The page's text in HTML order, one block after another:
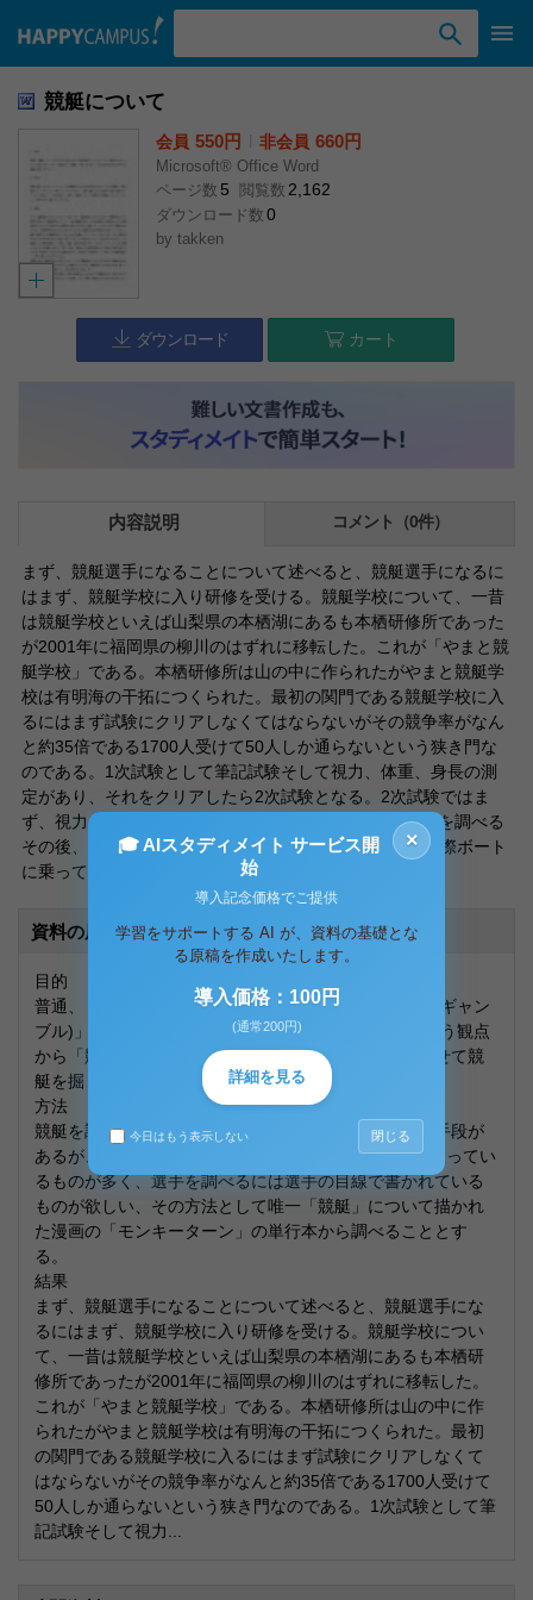
競艇について
会員 550円 非会員 660円
Microsoft® Office Word
ページ数 5 閲覧数 2,162
ダウンロード数 0
by takken
ダウンロード カート
内容説明 コメント（0件）
まず、競艇選手になることについて述べると、競艇選手になるに
はまず、競艇学校に入り研修を受ける。競艇学校について、一昔
は競艇学校といえば山梨県の本栖湖にあるも本栖研修所であった
が2001年に福岡県の柳川のはずれに移転した。これが「やまと競
艇学校」である。本栖研修所は山の中に作られたがやまと競艇学
校は有明海の干拓につくられた。最初の関門である競艇学校に入
るにはまず試験にクリアしなくてはならないがその競争率がなん
と約35倍である1700人受けて50人しか通らないという狭き門な
のである。1次試験として筆記試験そして視力、体重、身長の測
定があり、それをクリアしたら2次試験となる。2次試験ではま
ず、視力・血圧・脳波などの精密検査を行い病気の有無を調べる
その後、研修所で3泊4日の試験を受ける。研修所では実際ボート
に乗っての操縦検査そして体力測定を行い終了となる。
資料の原本内容
目的
普通、「競艇」というとまず思い浮かぶのが「賭け事(ギャン
ブル)」という体質である。しかし今回はスポーツという観点
から「競艇」を見つめなおし、特に選手に焦点を合わせて競
艇を掘り下げていく。
方法
競艇を調べるにはインターネットや著書等さまざまな手段が
あるが、どれも競艇を「賭け事(ギャンブル)」として扱ってい
るものが多く、選手を調べるには選手の目線で書かれている
ものが欲しい、その方法として唯一「競艇」について描かれ
た漫画の「モンキーターン」の単行本から調べることとす
る。
結果
まず、競艇選手になることについて述べると、競艇選手にな
るにはまず、競艇学校に入り研修を受ける。競艇学校につい
て、一昔は競艇学校といえば山梨県の本栖湖にあるも本栖研
修所であったが2001年に福岡県の柳川のはずれに移転した。
これが「やまと競艇学校」である。本栖研修所は山の中に作
られたがやまと競艇学校は有明海の干拓につくられた。最初
の関門である競艇学校に入るにはまず試験にクリアしなくて
はならないがその競争率がなんと約35倍である1700人受けて
50人しか通らないという狭き門なのである。1次試験として筆
記試験そして視力...
×
🎓 AIスタディメイト サービス開
始
導入記念価格でご提供
学習をサポートする AI が、資料の基礎とな
る原稿を作成いたします。
導入価格：100円
(通常200円)
詳細を見る
今日はもう表示しない 閉じる